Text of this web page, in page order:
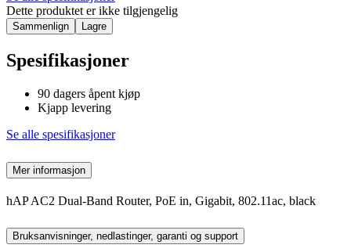
Dette produktet er ikke tilgjengelig
Sammenlign Lagre
Spesifikasjoner
90 dagers åpent kjøp
Kjapp levering
Se alle spesifikasjoner
Mer informasjon
hAP AC2 Dual-Band Router, PoE in, Gigabit, 802.11ac, black
Bruksanvisninger, nedlastinger, garanti og support